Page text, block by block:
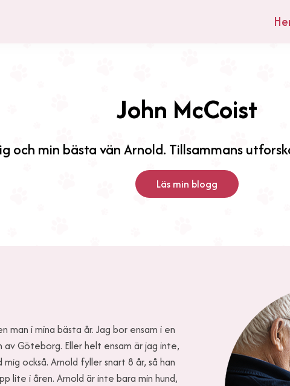
John McCoist
och min bästa vän Arnold. Tillsammans
Läs min blogg
man i mina bästa år. Jag bor ensam i en
Göteborg. Eller helt ensam är jag inte,
också. Arnold fyller snart 8 år, så han
lite i åren. Arnold är inte bara min hund,